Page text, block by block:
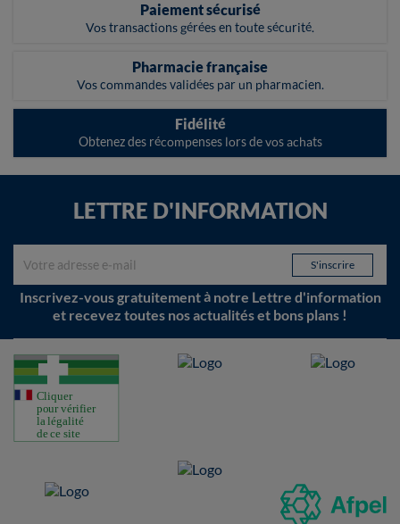
Paiement sécurisé
Vos transactions gérées en toute sécurité.
Pharmacie française
Vos commandes validées par un pharmacien.
Fidélité
Obtenez des récompenses lors de vos achats
LETTRE D'INFORMATION
Inscrivez-vous gratuitement à notre Lettre d'information
et recevez toutes nos actualités et bons plans !